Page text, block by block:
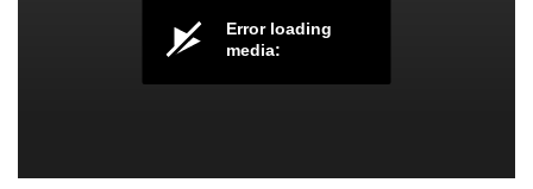
Error loading
media: